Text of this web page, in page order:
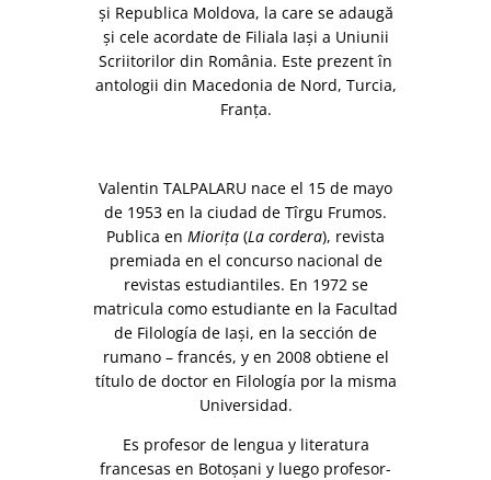
şi Republica Moldova, la care se adaugă
şi cele acordate de Filiala Iaşi a Uniunii
Scriitorilor din România. Este prezent în
antologii din Macedonia de Nord, Turcia,
Franţa.
Valentin TALPALARU nace el 15 de mayo
de 1953 en la ciudad de Tîrgu Frumos.
Publica en Mioriţa (La cordera), revista
premiada en el concurso nacional de
revistas estudiantiles. En 1972 se
matricula como estudiante en la Facultad
de Filología de Iaşi, en la sección de
rumano – francés, y en 2008 obtiene el
título de doctor en Filología por la misma
Universidad.
Es profesor de lengua y literatura
francesas en Botoşani y luego profesor-